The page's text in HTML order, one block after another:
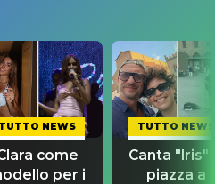
TUTTO NEWS
come
per i
TUTTO NEWS
Canta "Iris"
piazza a